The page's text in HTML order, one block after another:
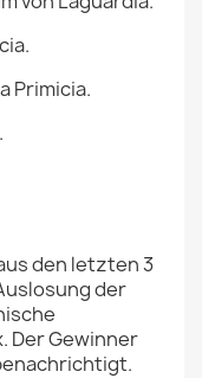
Primicia.
den letzten 3
der
Der Gewinner